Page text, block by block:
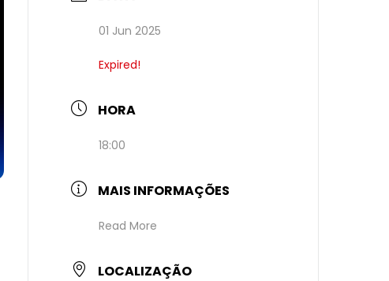
01 Jun 2025
Expired!
HORA
18:00
MAIS INFORMAÇÕES
Read More
LOCALIZAÇÃO